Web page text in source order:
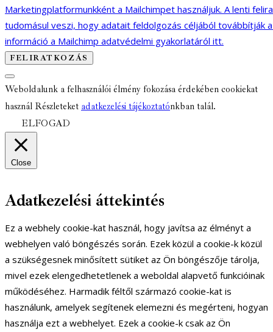
Marketingplatformunkként a Mailchimpet használjuk. A lenti
tudomásul veszi, hogy adatait feldolgozás céljából továbbítják
információ a Mailchimp adatvédelmi gyakorlatáról itt.
Weboldalunk a felhasználói élmény fokozása érdekében cookiekat
használ Részleteket adatkezelési tájékoztatónkban talál.
ELFOGAD
Close
Adatkezelési áttekintés
Ez a webhely cookie-kat használ, hogy javítsa az élményt a
webhelyen való böngészés során. Ezek közül a cookie-k közül
a szükségesnek minősített sütiket az Ön böngészője tárolja,
mivel ezek elengedhetetlenek a weboldal alapvető funkcióinak
működéséhez. Harmadik féltől származó cookie-kat is
használunk, amelyek segítenek elemezni és megérteni, hogyan
használja ezt a webhelyet. Ezek a cookie-k csak az Ön